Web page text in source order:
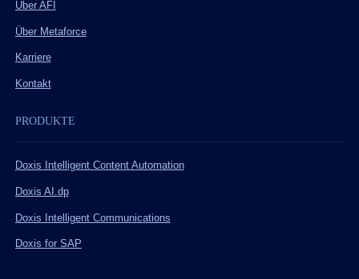
Über AFI
Über Metaforce
Karriere
Kontakt
PRODUKTE
Doxis Intelligent Content Automation
Doxis AI.dp
Doxis Intelligent Communications
Doxis for SAP